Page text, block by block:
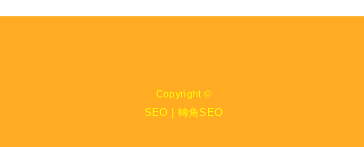
Copyright ©
SEO | 轉角SEO